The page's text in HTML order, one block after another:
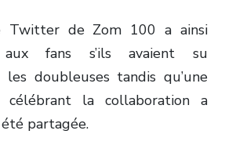
Twitter de Zom 100 a ainsi
aux fans s’ils avaient su
les doubleuses tandis qu’une
célébrant la collaboration a
partagée.